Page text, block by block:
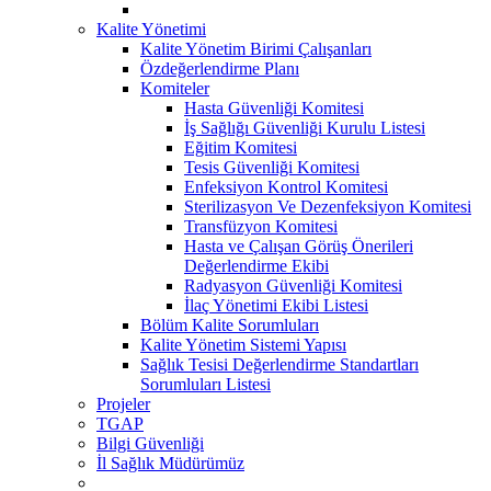
Kalite Yönetimi
Kalite Yönetim Birimi Çalışanları
Özdeğerlendirme Planı
Komiteler
Hasta Güvenliği Komitesi
İş Sağlığı Güvenliği Kurulu Listesi
Eğitim Komitesi
Tesis Güvenliği Komitesi
Enfeksiyon Kontrol Komitesi
Sterilizasyon Ve Dezenfeksiyon Komitesi
Transfüzyon Komitesi
Hasta ve Çalışan Görüş Önerileri
Değerlendirme Ekibi
Radyasyon Güvenliği Komitesi
İlaç Yönetimi Ekibi Listesi
Bölüm Kalite Sorumluları
Kalite Yönetim Sistemi Yapısı
Sağlık Tesisi Değerlendirme Standartları
Sorumluları Listesi
Projeler
TGAP
Bilgi Güvenliği
İl Sağlık Müdürümüz